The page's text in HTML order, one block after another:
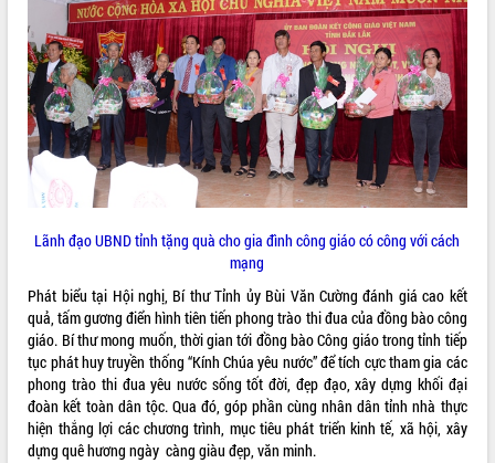
Lãnh đạo UBND tỉnh tặng quà cho gia đình công giáo có công với cách
mạng
Phát biểu tại Hội nghị, Bí thư Tỉnh ủy Bùi Văn Cường đánh giá cao kết
quả, tấm gương điển hình tiên tiến phong trào thi đua của đồng bào công
giáo. Bí thư mong muốn, thời gian tới đồng bào Công giáo trong tỉnh tiếp
tục phát huy truyền thống “Kính Chúa yêu nước” để tích cực tham gia các
phong trào thi đua yêu nước sống tốt đời, đẹp đạo, xây dựng khối đại
đoàn kết toàn dân tộc. Qua đó, góp phần cùng nhân dân tỉnh nhà thực
hiện thắng lợi các chương trình, mục tiêu phát triển kinh tế, xã hội, xây
dựng quê hương ngày càng giàu đẹp, văn minh.